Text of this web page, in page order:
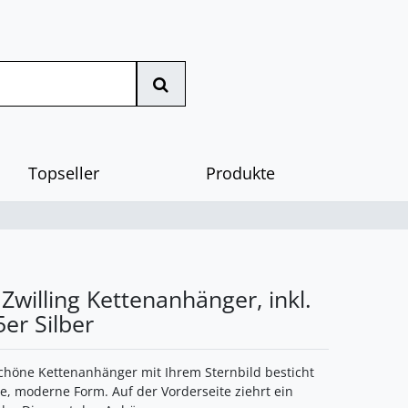
Topseller Produkte
Kettenanhänger, inkl.
Silber
Kettenanhänger mit Ihrem Sternbild besticht
moderne Form. Auf der Vorderseite ziehrt ein